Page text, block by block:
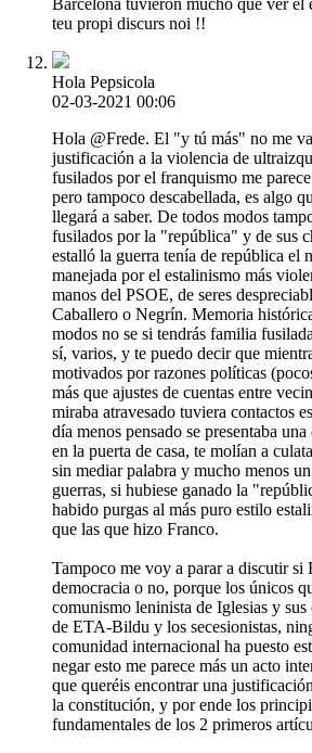
Barcelona tuvieron mucho que ver el
teu propi discurs noi !!
Hola Pepsicola
02-03-2021 00:06
Hola @Frede. El "y tú más" no me
justificación a la violencia de
fusilados por el franquismo me
pero tampoco descabellada, es algo
llegará a saber. De todos modos
fusilados por la "república" y de sus
estalló la guerra tenía de república el
manejada por el estalinismo más
manos del PSOE, de seres
Caballero o Negrín. Memoria
modos no se si tendrás familia
sí, varios, y te puedo decir que
motivados por razones políticas
más que ajustes de cuentas entre
miraba atravesado tuviera contactos
día menos pensado se presentaba
en la puerta de casa, te molían a
sin mediar palabra y mucho menos
guerras, si hubiese ganado la
habido purgas al más puro estilo
que las que hizo Franco.
Tampoco me voy a parar a discutir si
democracia o no, porque los únicos
comunismo leninista de Iglesias y
de ETA-Bildu y los secesionistas,
comunidad internacional ha puesto
negar esto me parece más un acto
que queréis encontrar una
la constitución, y por ende los
fundamentales de los 2 primeros